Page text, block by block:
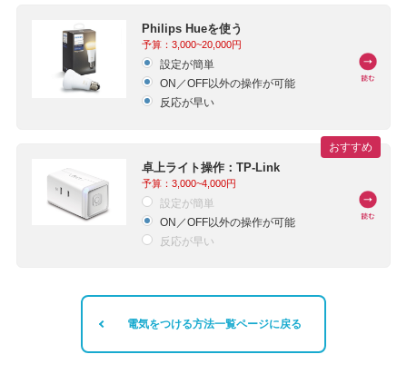
Philips Hueを使う
予算：3,000~20,000円
設定が簡単
ON／OFF以外の操作が可能
反応が早い
おすすめ
卓上ライト操作：TP-Link
予算：3,000~4,000円
設定が簡単
ON／OFF以外の操作が可能
反応が早い
電気をつける方法一覧ページに戻る